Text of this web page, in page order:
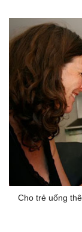
Cho trẻ uống